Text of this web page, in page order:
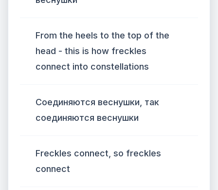
From the heels to the top of the
head - this is how freckles
connect into constellations
Соединяются веснушки, так
соединяются веснушки
Freckles connect, so freckles
connect